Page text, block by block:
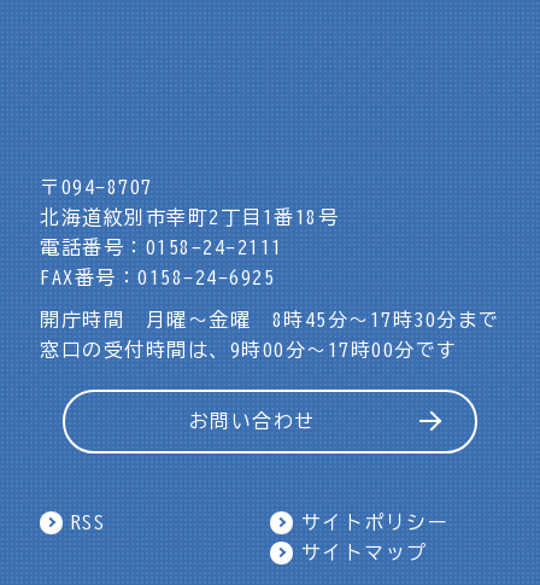
〒094-8707
北海道紋別市幸町2丁目1番18号
電話番号：0158-24-2111
FAX番号：0158-24-6925
開庁時間 月曜～金曜 8時45分～17時30分まで
窓口の受付時間は、9時00分～17時00分です
お問い合わせ
RSS
サイトポリシー
サイトマップ